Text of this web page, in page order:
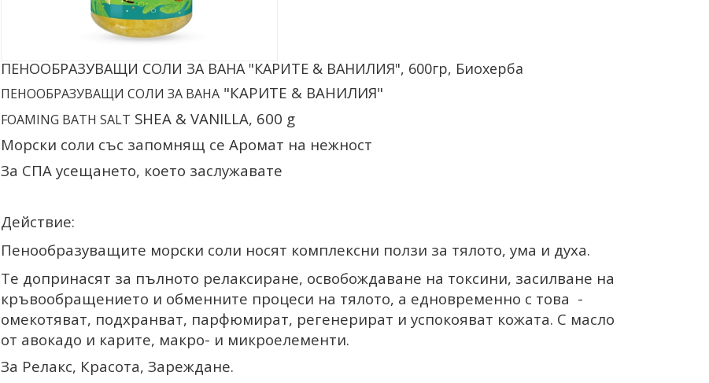
ПЕНООБРАЗУВАЩИ СОЛИ ЗА ВАНА "КАРИТЕ & ВАНИЛИЯ", 600гр, Биохерба
ПЕНООБРАЗУВАЩИ СОЛИ ЗА ВАНА "КАРИТЕ & ВАНИЛИЯ"
FOAMING BATH SALT SHEA & VANILLA, 600 g
Морски соли със запомнящ се Аромат на нежност
За СПА усещането, което заслужавате
Действие:
Пенообразуващите морски соли носят комплексни ползи за тялото, ума и духа.
Те допринасят за пълното релаксиране, освобождаване на токсини, засилване на
кръвообращението и обменните процеси на тялото, а едновременно с това -
омекотяват, подхранват, парфюмират, регенерират и успокояват кожата. С масло
от авокадо и карите, макро- и микроелементи.
За Релакс, Красота, Зареждане.